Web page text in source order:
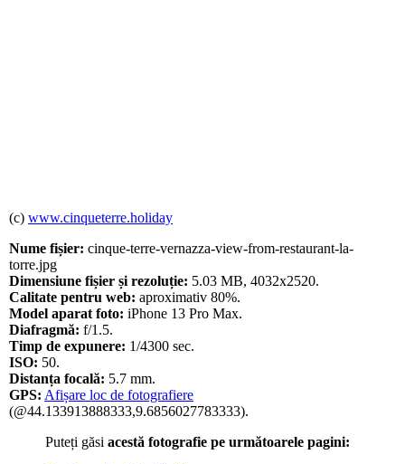
(c) www.cinqueterre.holiday
Nume fișier: cinque-terre-vernazza-view-from-restaurant-la-
torre.jpg
Dimensiune fișier și rezoluție: 5.03 MB, 4032x2520.
Calitate pentru web: aproximativ 80%.
Model aparat foto: iPhone 13 Pro Max.
Diafragmă: f/1.5.
Timp de expunere: 1/4300 sec.
ISO: 50.
Distanța focală: 5.7 mm.
GPS: Afișare loc de fotografiere
(@44.133913888333,9.6856027783333).
Puteți găsi acestă fotografie pe următoarele pagini: